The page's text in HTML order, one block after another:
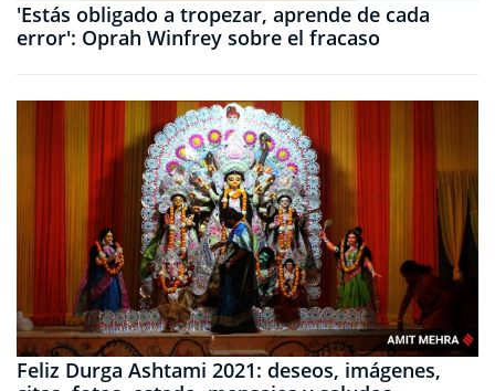
'Estás obligado a tropezar, aprende de cada
error': Oprah Winfrey sobre el fracaso
Feliz Durga Ashtami 2021: deseos, imágenes,